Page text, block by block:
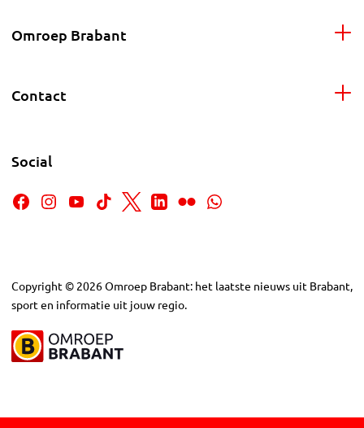
Omroep Brabant
Contact
Social
Copyright © 2026Omroep Brabant: het laatste nieuws uit Brabant,
sport en informatie uit jouw regio.